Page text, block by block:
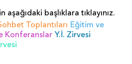
aşağıdaki başlıklara tıklayınız.
Toplantıları Eğitim ve
Konferanslar Y.İ. Zirvesi